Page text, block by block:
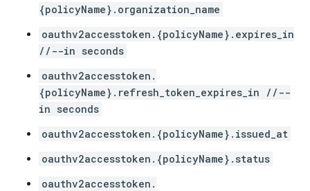
{policyName}.organization_name
oauthv2accesstoken.{policyName}.expires_in
//--in seconds
oauthv2accesstoken.
{policyName}.refresh_token_expires_in //--
in seconds
oauthv2accesstoken.{policyName}.issued_at
oauthv2accesstoken.{policyName}.status
oauthv2accesstoken.